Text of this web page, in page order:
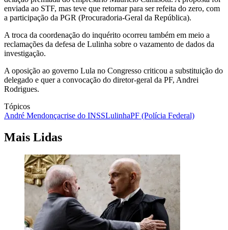
enviada ao STF, mas teve que retornar para ser refeita do zero, com
a participação da PGR (Procuradoria-Geral da República).
A troca da coordenação do inquérito ocorreu também em meio a
reclamações da defesa de Lulinha sobre o vazamento de dados da
investigação.
A oposição ao governo Lula no Congresso criticou a substituição do
delegado e quer a convocação do diretor-geral da PF, Andrei
Rodrigues.
Tópicos
André Mendonçacrise do INSSLulinhaPF (Polícia Federal)
Mais Lidas